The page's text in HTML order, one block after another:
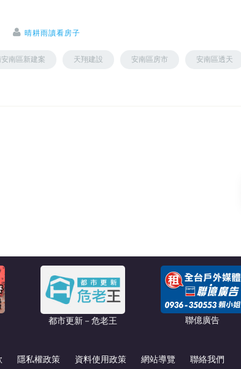
晴耕雨讀看房子
安南區新建案 天翔建設 安南區房市 安南區透天
都市更新－危老王 聯億廣告
隱私權政策 資料使用政策 網站導覽 聯絡我們